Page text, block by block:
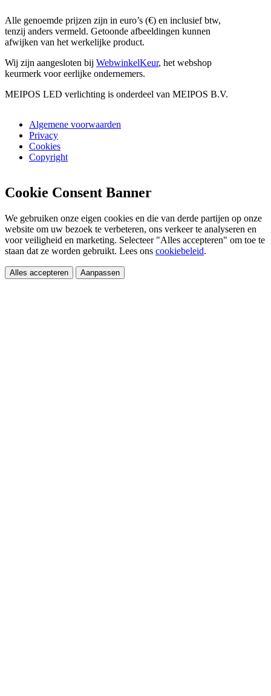
Alle genoemde prijzen zijn in euro’s (€) en inclusief btw,
tenzij anders vermeld. Getoonde afbeeldingen kunnen
afwijken van het werkelijke product.
Wij zijn aangesloten bij WebwinkelKeur, het webshop
keurmerk voor eerlijke ondernemers.
MEIPOS LED verlichting is onderdeel van MEIPOS B.V.
Algemene voorwaarden
Privacy
Cookies
Copyright
Cookie Consent Banner
We gebruiken onze eigen cookies en die van derde partijen op onze
website om uw bezoek te verbeteren, ons verkeer te analyseren en
voor veiligheid en marketing. Selecteer "Alles accepteren" om toe te
staan dat ze worden gebruikt. Lees ons cookiebeleid.
Alles accepteren Aanpassen